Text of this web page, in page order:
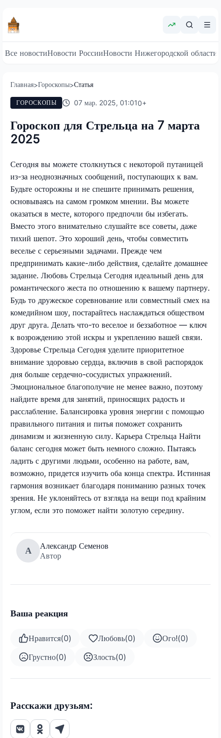
Все новостиНовости РоссииНовости Нижегородской области
Главная>Гороскопы>Статья
ГОРОСКОПЫ 07 мар. 2025, 01:010+
Гороскоп для Стрельца на 7 марта
2025
Сегодня вы можете столкнуться с некоторой путаницей
из-за неоднозначных сообщений, поступающих к вам.
Будьте осторожны и не спешите принимать решения,
основываясь на самом громком мнении. Вы можете
оказаться в месте, которого предпочли бы избегать.
Вместо этого внимательно слушайте все советы, даже
тихий шепот. Это хороший день, чтобы совместить
веселье с серьезными задачами. Прежде чем
предпринимать какие-либо действия, сделайте домашнее
задание. Любовь Стрельца Сегодня идеальный день для
романтического жеста по отношению к вашему партнеру.
Будь то дружеское соревнование или совместный смех на
комедийном шоу, постарайтесь наслаждаться обществом
друг друга. Делать что-то веселое и беззаботное — ключ
к возрождению этой искры и укреплению вашей связи.
Здоровье Стрельца Сегодня уделите приоритетное
внимание здоровью сердца, включив в свой распорядок
дня больше сердечно-сосудистых упражнений.
Эмоциональное благополучие не менее важно, поэтому
найдите время для занятий, приносящих радость и
расслабление. Балансировка уровня энергии с помощью
правильного питания и питья поможет сохранить
динамизм и жизненную силу. Карьера Стрельца Найти
баланс сегодня может быть немного сложно. Пытаясь
ладить с другими людьми, особенно на работе, вам,
возможно, придется изучить оба конца спектра. Истинная
гармония возникает благодаря пониманию разных точек
зрения. Не уклоняйтесь от взгляда на вещи под крайним
углом, если это поможет найти золотую середину.
А
Александр Семенов
Автор
Ваша реакция
Нравится(0) Любовь(0) Ого!(0)
Грустно(0) Злость(0)
Расскажи друзьям: